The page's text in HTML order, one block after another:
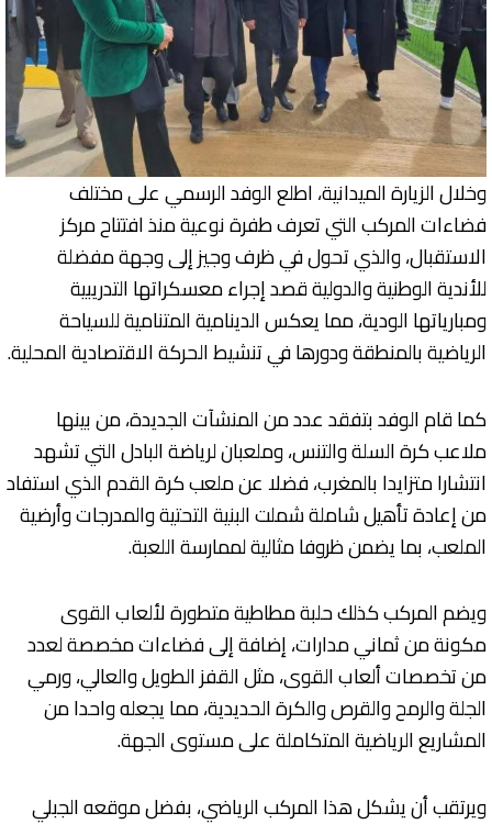
وخلال الزيارة الميدانية، اطلع الوفد الرسمي على مختلف
فضاءات المركب التي تعرف طفرة نوعية منذ افتتاح مركز
الاستقبال، والذي تحول في ظرف وجيز إلى وجهة مفضلة
للأندية الوطنية والدولية قصد إجراء معسكراتها التدريبية
ومبارياتها الودية، مما يعكس الدينامية المتنامية للسياحة
الرياضية بالمنطقة ودورها في تنشيط الحركة الاقتصادية المحلية.
كما قام الوفد بتفقد عدد من المنشآت الجديدة، من بينها
ملاعب كرة السلة والتنس، وملعبان لرياضة البادل التي تشهد
انتشارا متزايدا بالمغرب، فضلا عن ملعب كرة القدم الذي استفاد
من إعادة تأهيل شاملة شملت البنية التحتية والمدرجات وأرضية
الملعب، بما يضمن ظروفا مثالية لممارسة اللعبة.
ويضم المركب كذلك حلبة مطاطية متطورة لألعاب القوى
مكونة من ثماني مدارات، إضافة إلى فضاءات مخصصة لعدد
من تخصصات ألعاب القوى، مثل القفز الطويل والعالي، ورمي
الجلة والرمح والقرص والكرة الحديدية، مما يجعله واحدا من
المشاريع الرياضية المتكاملة على مستوى الجهة.
ويرتقب أن يشكل هذا المركب الرياضي، بفضل موقعه الجبلي